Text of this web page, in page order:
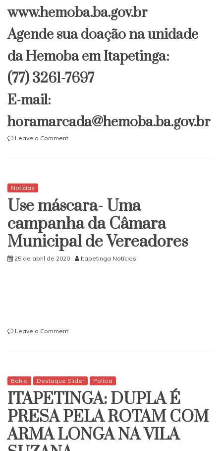
www.hemoba.ba.gov.br
Agende sua doação na unidade
da Hemoba em Itapetinga:
(77) 3261-7697
E-mail:
horamarcada@hemoba.ba.gov.br
Leave a Commenton
para
fazer
o
bem,
doe
sangue
Notícias
Use máscara- Uma
campanha da Câmara
Municipal de Vereadores
25 de abril de 2020 Itapetinga Notícias
Leave a Commenton
da
Câmara
Municipal
de
Vereadores
Bahia Destaque Slider Polícia
ITAPETINGA: DUPLA É
PRESA PELA ROTAM COM
ARMA LONGA NA VILA